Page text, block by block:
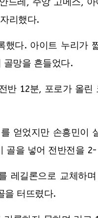
리했다.
했다. 아이트 누리가
골망을 흔들었다.
반 12분, 포로가 올린
얻었지만 손흥민이
골을 넣어 전반전을
레길론으로 교체하
을 터뜨렸다.